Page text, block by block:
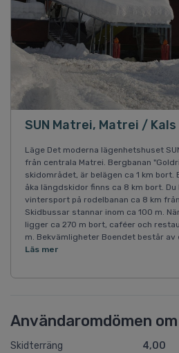
SUN Matrei, Matrei / Kals
Läge Det moderna lägenhetshuset
från centrala Matrei. Bergbanan
skidområdet, är belägen ca 1 km
åka längdskidor finns ca 8 km bort.
vintersport på rodelbanan ca 8 km
Skidbussar stannar inom ca 100 m.
ligger ca 270 m bort, caféer och
m. Bekvämligheter Boendet består av
Läs mer
Användaromdömen
Skidterräng
4,00